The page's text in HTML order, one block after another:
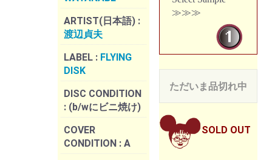
ARTIST(日本語) :
渡辺貞夫
LABEL : FLYING
DISK
DISC CONDITION
: (b/wにビニ焼け)
COVER
CONDITION : A
≫≫≫
ただいま品切れ中
SOLD OUT